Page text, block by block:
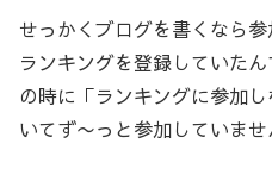
せっかくブログを書くなら
ランキングを登録していた
の時に「ランキングに参加
いてず〜っと参加していま